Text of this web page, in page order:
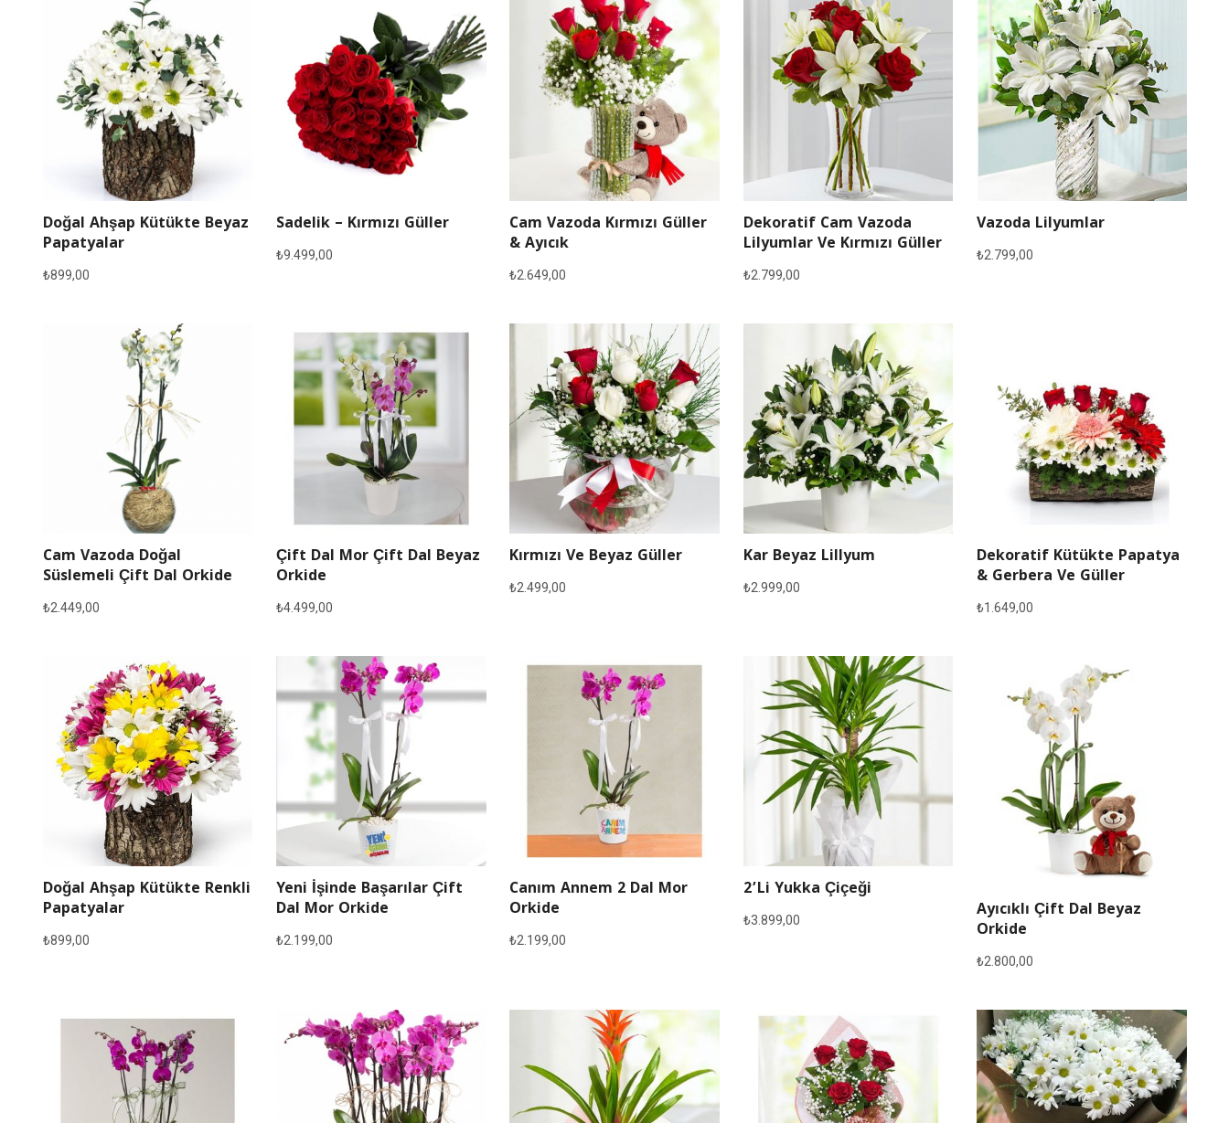
Doğal Ahşap Kütükte Beyaz
Papatyalar
₺899,00
Sadelik – Kırmızı Güller
₺9.499,00
Cam Vazoda Kırmızı Güller
& Ayıcık
₺2.649,00
Dekoratif Cam Vazoda
Lilyumlar Ve Kırmızı Güller
₺2.799,00
Vazoda Lilyumlar
₺2.799,00
Cam Vazoda Doğal
Süslemeli Çift Dal Orkide
₺2.449,00
Çift Dal Mor Çift Dal Beyaz
Orkide
₺4.499,00
Kırmızı Ve Beyaz Güller
₺2.499,00
Kar Beyaz Lillyum
₺2.999,00
Dekoratif Kütükte Papatya
& Gerbera Ve Güller
₺1.649,00
Doğal Ahşap Kütükte Renkli
Papatyalar
₺899,00
Yeni İşinde Başarılar Çift
Dal Mor Orkide
₺2.199,00
Canım Annem 2 Dal Mor
Orkide
₺2.199,00
2’li Yukka Çiçeği
₺3.899,00
Ayıcıklı Çift Dal Beyaz
Orkide
₺2.800,00